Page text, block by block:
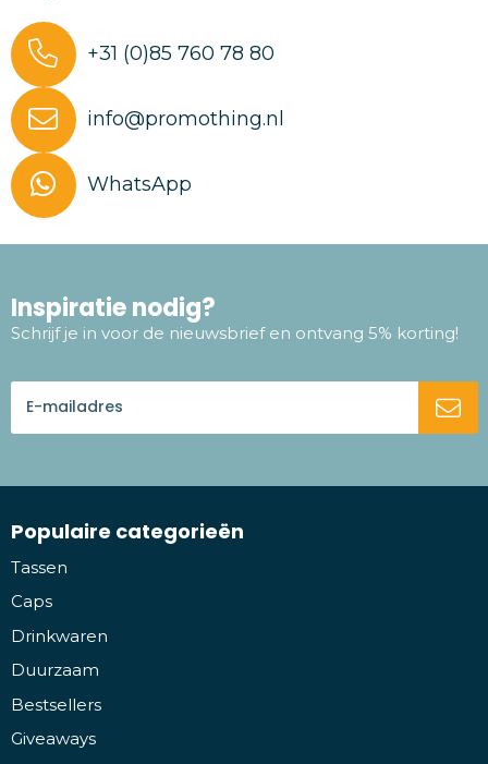
+31 (0)85 760 78 80
info@promothing.nl
WhatsApp
Inspiratie nodig?
Schrijf je in voor de nieuwsbrief en ontvang 5% korting!
Populaire categorieën
Tassen
Caps
Drinkwaren
Duurzaam
Bestsellers
Giveaways